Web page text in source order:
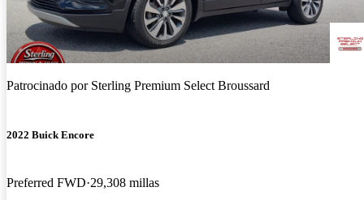
Patrocinado por Sterling Premium Select Broussard
2022 Buick Encore
Preferred FWD 29,308 millas